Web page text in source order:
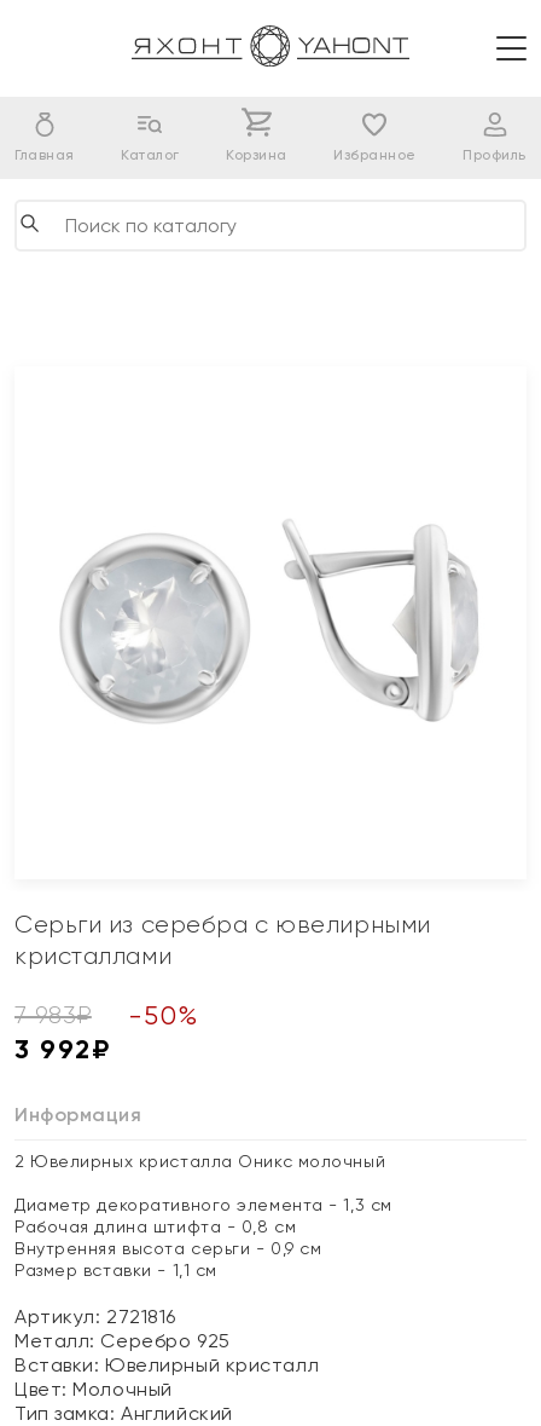
Главная Каталог Корзина Избранное Профиль
Серьги из серебра с ювелирными
кристаллами
7 983₽ -50%
3 992₽
Информация
2 Ювелирных кристалла Оникс молочный
Диаметр декоративного элемента - 1,3 см
Рабочая длина штифта - 0,8 см
Внутренняя высота серьги - 0,9 см
Размер вставки - 1,1 см
Артикул: 2721816
Металл: Серебро 925
Вставки:Ювелирный кристалл
Цвет:Молочный
Тип замка:Английский